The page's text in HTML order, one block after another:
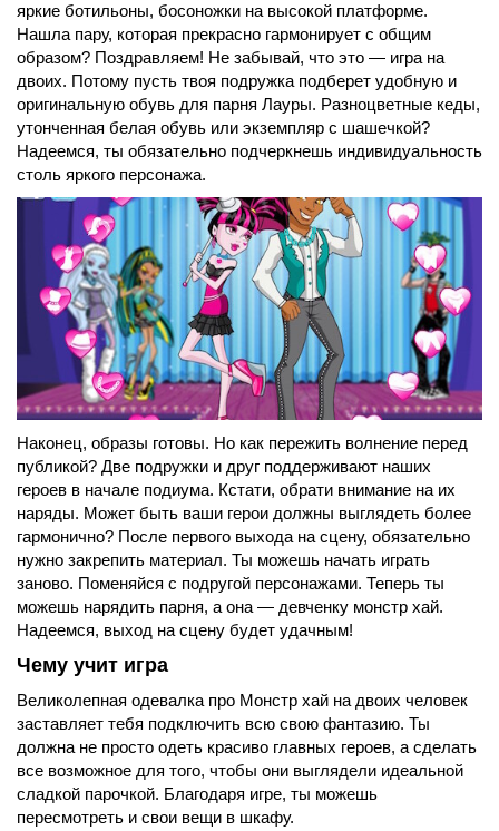
яркие ботильоны, босоножки на высокой платформе.
Нашла пару, которая прекрасно гармонирует с общим
образом? Поздравляем! Не забывай, что это — игра на
двоих. Потому пусть твоя подружка подберет удобную и
оригинальную обувь для парня Лауры. Разноцветные кеды,
утонченная белая обувь или экземпляр с шашечкой?
Надеемся, ты обязательно подчеркнешь индивидуальность
столь яркого персонажа.
Наконец, образы готовы. Но как пережить волнение перед
публикой? Две подружки и друг поддерживают наших
героев в начале подиума. Кстати, обрати внимание на их
наряды. Может быть ваши герои должны выглядеть более
гармонично? После первого выхода на сцену, обязательно
нужно закрепить материал. Ты можешь начать играть
заново. Поменяйся с подругой персонажами. Теперь ты
можешь нарядить парня, а она — девченку монстр хай.
Надеемся, выход на сцену будет удачным!
Чему учит игра
Великолепная одевалка про Монстр хай на двоих человек
заставляет тебя подключить всю свою фантазию. Ты
должна не просто одеть красиво главных героев, а сделать
все возможное для того, чтобы они выглядели идеальной
сладкой парочкой. Благодаря игре, ты можешь
пересмотреть и свои вещи в шкафу.